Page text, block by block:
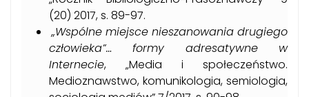
(20) 2017, s. 89-97.
„Wspólne miejsce nieszanowania drugiego
człowieka”… formy adresatywne w
Internecie, „Media i społeczeństwo.
Medioznawstwo, komunikologia, semiologia,